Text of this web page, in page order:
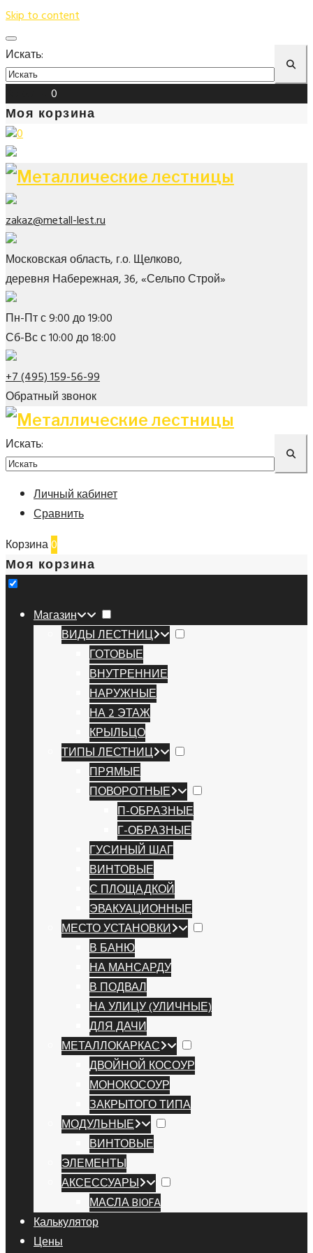
Skip to content
Искать:
0
Моя корзина
0
zakaz@metall-lest.ru
Московская область, г.о. Щелково,
деревня Набережная, 36, «Сельпо Строй»
Пн-Пт с 9:00 до 19:00
Сб-Вс с 10:00 до 18:00
+7 (495) 159-56-99
Обратный звонок
Искать:
Личный кабинет
Сравнить
Корзина0
Моя корзина
Магазин
ВИДЫ ЛЕСТНИЦ
ГОТОВЫЕ
ВНУТРЕННИЕ
НАРУЖНЫЕ
НА 2 ЭТАЖ
КРЫЛЬЦО
ТИПЫ ЛЕСТНИЦ
ПРЯМЫЕ
ПОВОРОТНЫЕ
П-ОБРАЗНЫЕ
Г-ОБРАЗНЫЕ
ГУСИНЫЙ ШАГ
ВИНТОВЫЕ
С ПЛОЩАДКОЙ
ЭВАКУАЦИОННЫЕ
МЕСТО УСТАНОВКИ
В БАНЮ
НА МАНСАРДУ
В ПОДВАЛ
НА УЛИЦУ (УЛИЧНЫЕ)
ДЛЯ ДАЧИ
МЕТАЛЛОКАРКАС
ДВОЙНОЙ КОСОУР
МОНОКОСОУР
ЗАКРЫТОГО ТИПА
МОДУЛЬНЫЕ
ВИНТОВЫЕ
ЭЛЕМЕНТЫ
АКСЕССУАРЫ
МАСЛА BIOFA
Калькулятор
Цены